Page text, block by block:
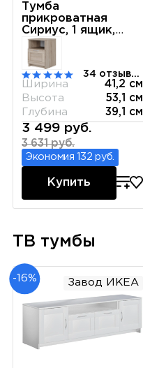
Тумба
прикроватная
Сириус, 1 ящик,
41х39х53 см, белая
34 отзывов
Ширина
41,2 см
Высота
53,1 см
Глубина
39,1 см
3 499 руб.
3 631 руб.
Экономия 132 руб.
Купить
ТВ тумбы
-16% Завод ИКЕА